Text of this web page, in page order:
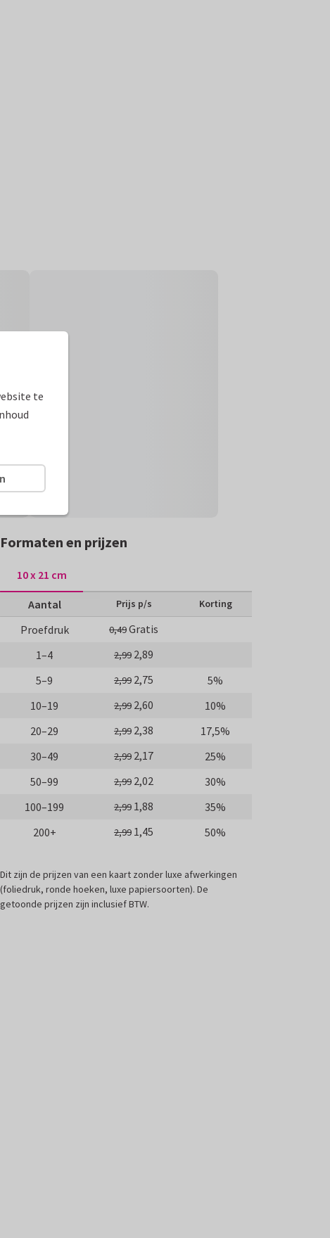
Formaten en prijzen
10 x 21 cm
Aantal Prijs p/s Korting
Proefdruk 0,49Gratis
1–4
2,99 2,89
5–9
2,99 2,75
5%
10–19
2,99 2,60
10%
20–29
2,99 2,38
17,5%
30–49
2,99 2,17
25%
50–99
2,99 2,02
30%
100–199
2,99 1,88
35%
200+
2,99 1,45 50%
Dit zijn de prijzen van een kaart zonder luxe afwerkingen
(foliedruk, ronde hoeken, luxe papiersoorten). De
getoonde prijzen zijn inclusief BTW.
te